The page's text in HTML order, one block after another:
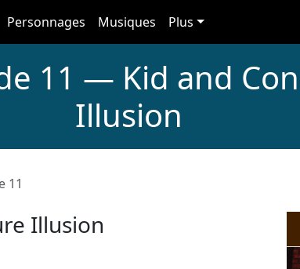
Personnages Musiques Plus
11 — Kid and
Illusion
11
Illusion